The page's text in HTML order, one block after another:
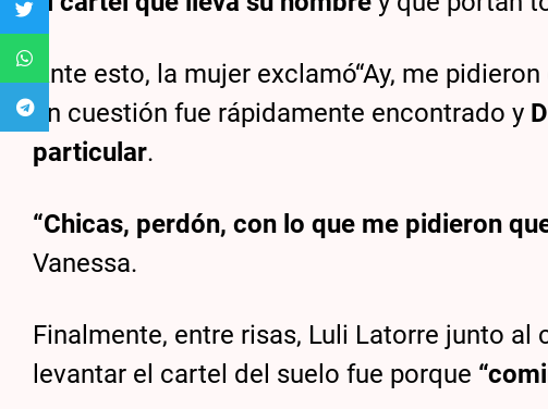
Ante esto, la mujer exclamó“Ay, me
en cuestión fue rápidamente encontrado y
particular.
“Chicas, perdón, con lo que me pidieron
Vanessa.
Finalmente, entre risas, Luli Latorre junto
levantar el cartel del suelo fue porque